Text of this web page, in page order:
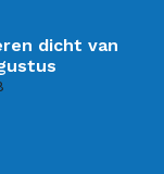
dicht van